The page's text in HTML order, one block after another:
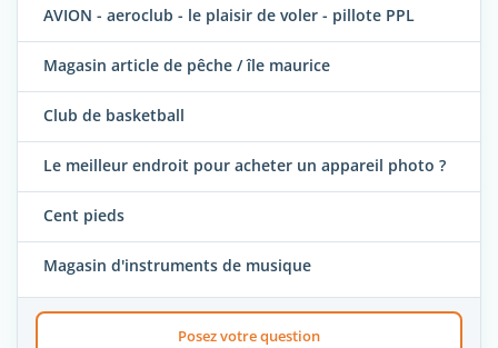
AVION - aeroclub - le plaisir de voler - pillote PPL
Magasin article de pêche / île maurice
Club de basketball
Le meilleur endroit pour acheter un appareil photo ?
Cent pieds
Magasin d'instruments de musique
Posez votre question